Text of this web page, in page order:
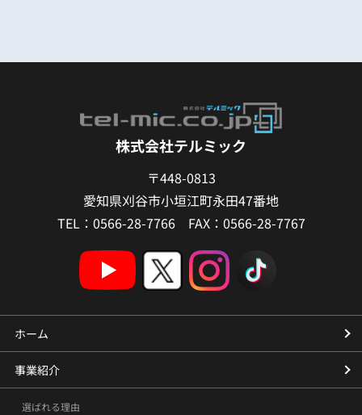
株式会社テルミック
〒448-0813
愛知県刈谷市小垣江町永田47番地
TEL：0566-28-7766 FAX：0566-28-7767
ホーム
事業紹介
選ばれる理由